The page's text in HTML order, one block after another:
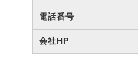
電話番号
会社HP